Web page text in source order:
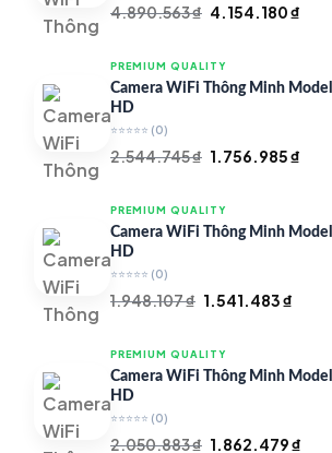
4.890.563₫ Giá
là:
4.890.563 ₫.
4.154.180₫
là:
PREMIUM QUALITY
Camera WiFi Thông Minh Model
HD
⭐⭐⭐⭐⭐ (0)
2.544.745₫ Giá
là:
2.544.745 ₫.
1.756.985₫
là:
PREMIUM QUALITY
Camera WiFi Thông Minh Model
HD
⭐⭐⭐⭐⭐ (0)
1.948.107₫ Giá
là:
1.948.107 ₫.
1.541.483₫
là:
PREMIUM QUALITY
Camera WiFi Thông Minh Model
HD
⭐⭐⭐⭐⭐ (0)
2.050.883₫ Giá
1.862.479₫